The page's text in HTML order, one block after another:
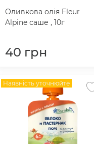
Оливкова олія Fleur
Alpine саше , 10г
40 грн
Наявність уточнюйте